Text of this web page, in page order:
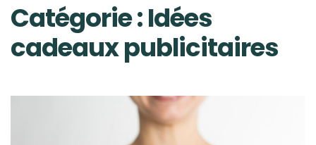
Catégorie :Idées
cadeaux publicitaires